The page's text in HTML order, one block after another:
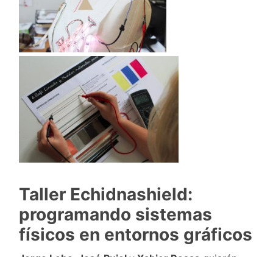
Taller Echidnashield:
programando sistemas
físicos en entornos gráficos